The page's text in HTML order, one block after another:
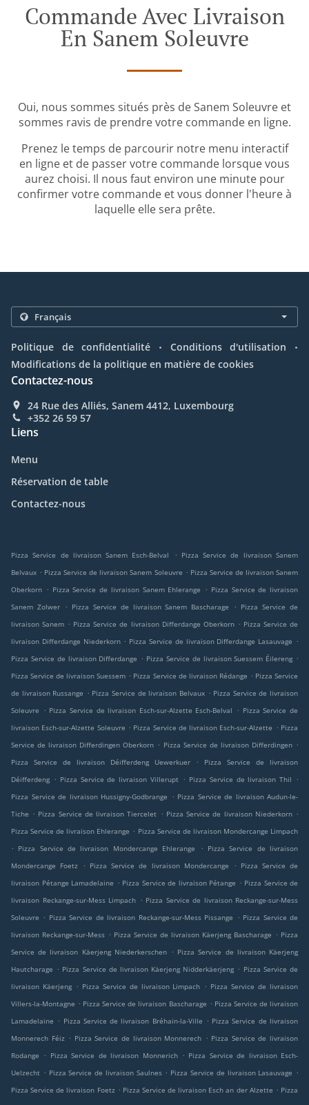
Commande Avec Livraison
En Sanem Soleuvre
Oui, nous sommes situés près de Sanem Soleuvre et
sommes ravis de prendre votre commande en ligne.
Prenez le temps de parcourir notre menu interactif
en ligne et de passer votre commande lorsque vous
aurez choisi. Il nous faut environ une minute pour
confirmer votre commande et vous donner l'heure à
laquelle elle sera prête.
Politique de confidentialité . Conditions d'utilisation .
Modifications de la politique en matière de cookies
Contactez-nous
24 Rue des Alliés, Sanem 4412, Luxembourg
+352 26 59 57
Liens
Menu
Réservation de table
Contactez-nous
Pizza Service de livraison Sanem Esch-Belval . Pizza Service de livraison Sanem
Belvaux . Pizza Service de livraison Sanem Soleuvre . Pizza Service de livraison Sanem
Oberkorn . Pizza Service de livraison Sanem Ehlerange . Pizza Service de livraison
Sanem Zolwer
. Pizza Service de livraison Sanem Bascharage . Pizza Service de
livraison Sanem . Pizza Service de livraison Differdange Oberkorn . Pizza Service de
livraison Differdange Niederkorn . Pizza Service de livraison Differdange Lasauvage .
Pizza Service de livraison Differdange . Pizza Service de livraison Suessem Éilereng .
Pizza Service de livraison Suessem . Pizza Service de livraison Rédange . Pizza Service
de livraison Russange . Pizza Service de livraison Belvaux . Pizza Service de livraison
Soleuvre
. Pizza Service de livraison Esch-sur-Alzette Esch-Belval . Pizza Service de
livraison Esch-sur-Alzette Soleuvre . Pizza Service de livraison Esch-sur-Alzette . Pizza
Service de livraison Differdingen Oberkorn . Pizza Service de livraison Differdingen .
Pizza Service de livraison Déifferdeng Uewerkuer
.
Pizza Service de livraison
Déifferdeng . Pizza Service de livraison Villerupt . Pizza Service de livraison Thil
.
Pizza Service de livraison Hussigny-Godbrange
. Pizza Service de livraison Audun-le-
Tiche . Pizza Service de livraison Tiercelet . Pizza Service de livraison Niederkorn .
Pizza Service de livraison Ehlerange . Pizza Service de livraison Mondercange Limpach
. Pizza Service de livraison Mondercange Ehlerange . Pizza Service de livraison
Mondercange Foetz
. Pizza Service de livraison Mondercange . Pizza Service de
livraison Pétange Lamadelaine . Pizza Service de livraison Pétange . Pizza Service de
livraison Reckange-sur-Mess Limpach . Pizza Service de livraison Reckange-sur-Mess
Soleuvre . Pizza Service de livraison Reckange-sur-Mess Pissange . Pizza Service de
livraison Reckange-sur-Mess . Pizza Service de livraison Käerjeng Bascharage . Pizza
Service de livraison Käerjeng Niederkerschen . Pizza Service de livraison Käerjeng
Hautcharage . Pizza Service de livraison Käerjeng Nidderkäerjeng . Pizza Service de
livraison Käerjeng . Pizza Service de livraison Limpach . Pizza Service de livraison
Villers-la-Montagne . Pizza Service de livraison Bascharage . Pizza Service de livraison
Lamadelaine . Pizza Service de livraison Bréhain-la-Ville . Pizza Service de livraison
Monnerech Féiz . Pizza Service de livraison Monnerech . Pizza Service de livraison
Rodange
. Pizza Service de livraison Monnerich . Pizza Service de livraison Esch-
Uelzecht . Pizza Service de livraison Saulnes . Pizza Service de livraison Lasauvage .
Pizza Service de livraison Foetz . Pizza Service de livraison Esch an der Alzette . Pizza